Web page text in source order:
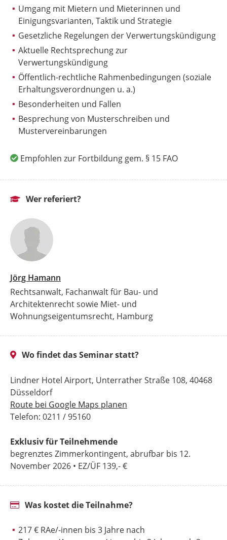
Umgang mit Mietern und Mieterinnen und
Einigungsvarianten, Taktik und Strategie
Gesetzliche Regelungen der Verwertungskündigung
Aktuelle Rechtsprechung zur
Verwertungskündigung
Öffentlich-rechtliche Rahmenbedingungen (soziale
Erhaltungsverordnungen u. a.)
Besonderheiten und Fallen
Besprechung von Musterschreiben und
Mustervereinbarungen
Empfohlen zur Fortbildung gem. § 15 FAO
Wer referiert?
Jörg Hamann
Rechtsanwalt, Fachanwalt für Bau- und
Architektenrecht sowie Miet- und
Wohnungseigentumsrecht, Hamburg
Wo findet das Seminar statt?
Lindner Hotel Airport, Unterrather Straße 108, 40468
Düsseldorf
Route bei Google Maps planen
Telefon: 0211 / 95160
Exklusiv für Teilnehmende
begrenztes Zimmerkontingent, abrufbar bis 12.
November 2026 • EZ/ÜF 139,- €
Was kostet die Teilnahme?
217 € RAe/-innen bis 3 Jahre nach